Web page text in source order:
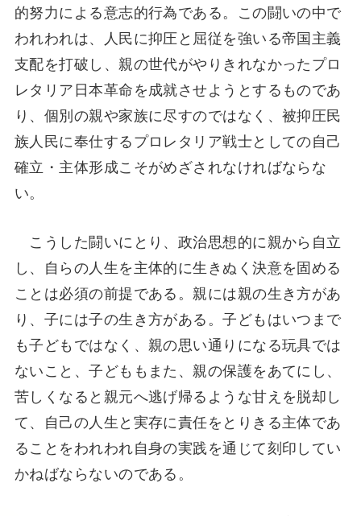
的努力による意志的行為である。この闘いの中で
われわれは、人民に抑圧と屈従を強いる帝国主義
支配を打破し、親の世代がやりきれなかったプロ
レタリア日本革命を成就させようとするものであ
り、個別の親や家族に尽すのではなく、被抑圧民
族人民に奉仕するプロレタリア戦士としての自己
確立・主体形成こそがめざされなければならな
い。
こうした闘いにとり、政治思想的に親から自立
し、自らの人生を主体的に生きぬく決意を固める
ことは必須の前提である。親には親の生き方があ
り、子には子の生き方がある。子どもはいつまで
も子どもではなく、親の思い通りになる玩具では
ないこと、子どももまた、親の保護をあてにし、
苦しくなると親元へ逃げ帰るような甘えを脱却し
て、自己の人生と実存に責任をとりきる主体であ
ることをわれわれ自身の実践を通じて刻印してい
かねばならないのである。